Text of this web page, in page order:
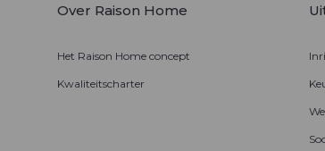
Over Raison Home
Het Raison Home concept
Kwaliteitscharter